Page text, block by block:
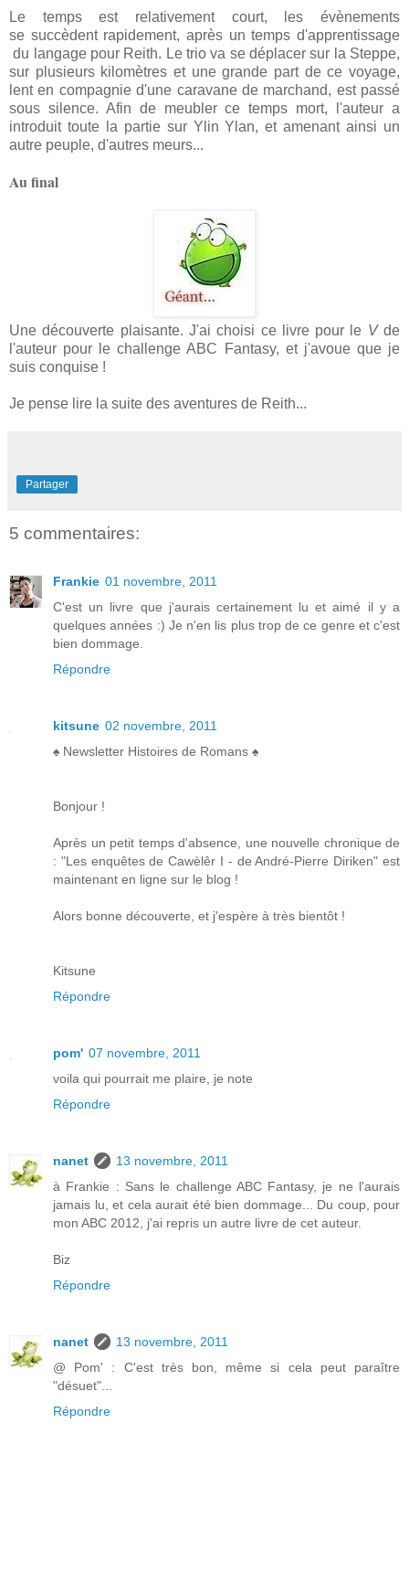
Le temps est relativement court, les évènements
se succèdent rapidement, après un temps d'apprentissage
du langage pour Reith. Le trio va se déplacer sur la Steppe,
sur plusieurs kilomètres et une grande part de ce voyage,
lent en compagnie d'une caravane de marchand, est passé
sous silence. Afin de meubler ce temps mort, l'auteur a
introduit toute la partie sur Ylin Ylan, et amenant ainsi un
autre peuple, d'autres meurs...
Au final
Une découverte plaisante. J'ai choisi ce livre pour le Vde
l'auteur pour le challenge ABC Fantasy, et j'avoue que je
suis conquise !
Je pense lire la suite des aventures de Reith...
Partager
5 commentaires:
Frankie 01 novembre, 2011
C'est un livre que j'aurais certainement lu et aimé il y a
quelques années :) Je n'en lis plus trop de ce genre et c'est
bien dommage.
Répondre
kitsune 02 novembre, 2011
♠ Newsletter Histoires de Romans ♠
Bonjour !
Après un petit temps d'absence, une nouvelle chronique de
: "Les enquêtes de Cawèlêr I - de André-Pierre Diriken" est
maintenant en ligne sur le blog !
Alors bonne découverte, et j'espère à très bientôt !
Kitsune
Répondre
pom' 07 novembre, 2011
voila qui pourrait me plaire, je note
Répondre
nanet
13 novembre, 2011
à Frankie : Sans le challenge ABC Fantasy, je ne l'aurais
jamais lu, et cela aurait été bien dommage... Du coup, pour
mon ABC 2012, j'ai repris un autre livre de cet auteur.
Biz
Répondre
nanet
13 novembre, 2011
@ Pom' : C'est très bon, même si cela peut paraître
"désuet"...
Répondre